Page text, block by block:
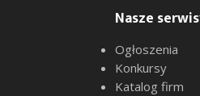
Nasze
Ogłoszenia
Konkursy
Katalog firm